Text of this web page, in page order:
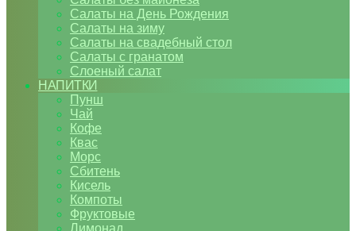
Салаты на День Рождения
Салаты на зиму
Салаты на свадебный стол
Салаты с гранатом
Слоеный салат
НАПИТКИ
Пунш
Чай
Кофе
Квас
Морс
Сбитень
Кисель
Компоты
Фруктовые
Лимонад